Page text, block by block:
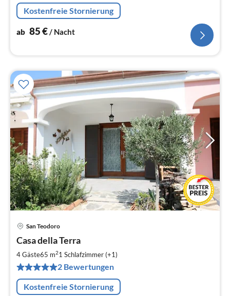
Kostenfreie Stornierung
ab 85€/ Nacht
San Teodoro
Casa della Terra
4 Gäste65 m21 Schlafzimmer (+1)
2 Bewertungen
Kostenfreie Stornierung